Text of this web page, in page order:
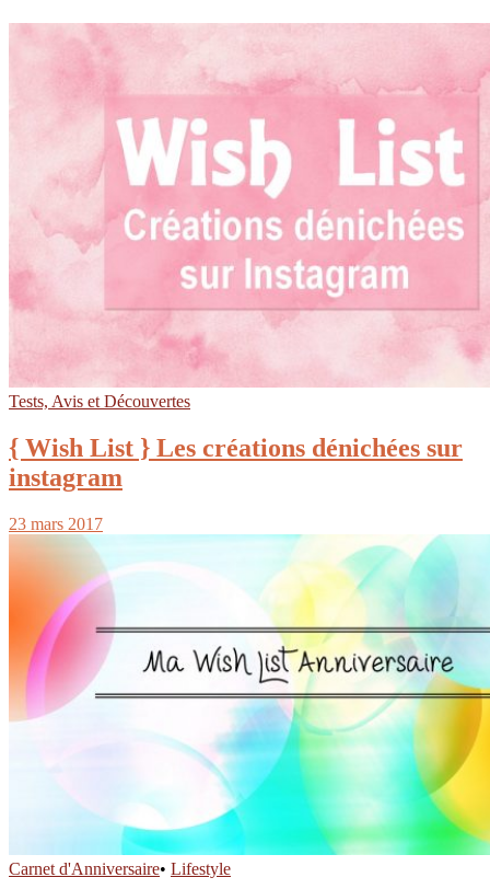
Tests, Avis et Découvertes
{ Wish List } Les créations dénichées sur
instagram
23 mars 2017
Carnet d'Anniversaire• Lifestyle